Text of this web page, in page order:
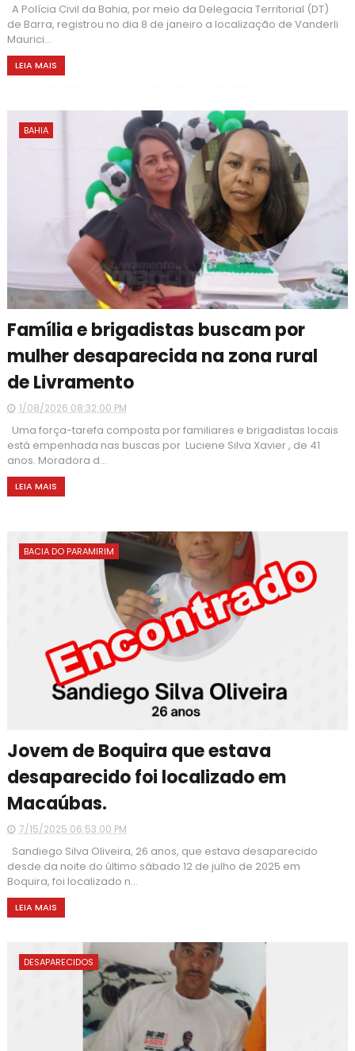
A Polícia Civil da Bahia, por meio da Delegacia Territorial (DT)
de Barra, registrou no dia 8 de janeiro a localização de Vanderli
Maurici...
LEIA MAIS
BAHIA
Família e brigadistas buscam por
mulher desaparecida na zona rural
de Livramento
1/08/2026 08:32:00 PM
Uma força-tarefa composta por familiares e brigadistas locais
está empenhada nas buscas por Luciene Silva Xavier , de 41
anos. Moradora d...
LEIA MAIS
BACIA DO PARAMIRIM
Jovem de Boquira que estava
desaparecido foi localizado em
Macaúbas.
7/15/2025 06:53:00 PM
Sandiego Silva Oliveira, 26 anos, que estava desaparecido
desde da noite do último sábado 12 de julho de 2025 em
Boquira, foi localizado n...
LEIA MAIS
DESAPARECIDOS